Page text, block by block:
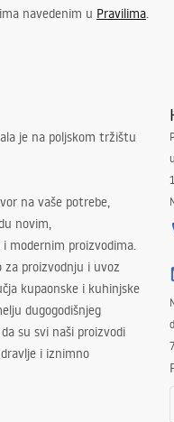
navedenim u Pravilima.
je na poljskom tržištu
na vaše potrebe,
novim,
modernim proizvodima.
za proizvodnju i uvoz
kupaonske i kuhinjske
dugogodišnjeg
su svi naši proizvodi
i iznimno